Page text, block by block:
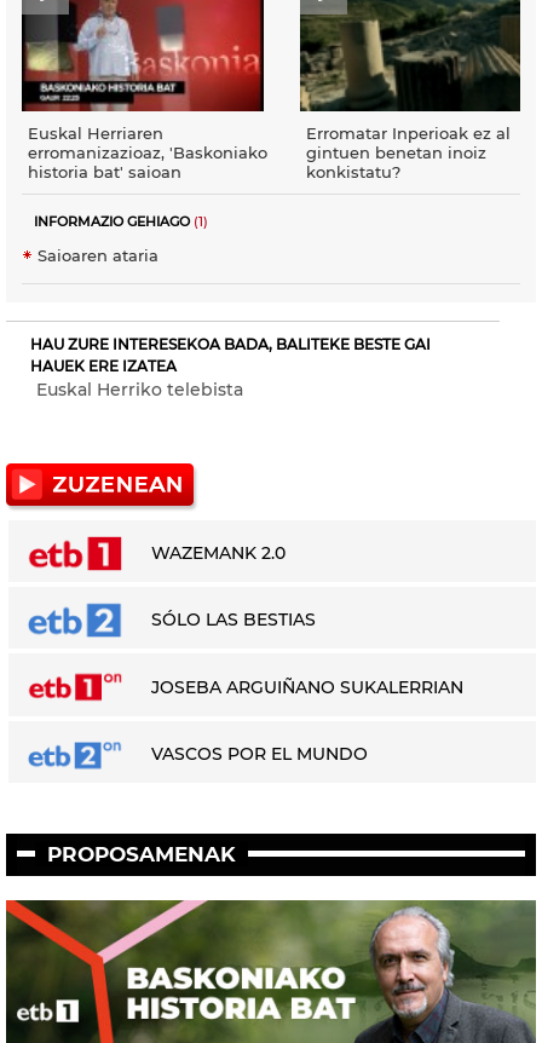
Euskal Herriaren
erromanizazioaz, 'Baskoniako
historia bat' saioan
Erromatar Inperioak ez al
gintuen benetan inoiz
konkistatu?
INFORMAZIO GEHIAGO(1)
Saioaren ataria
HAU ZURE INTERESEKOA BADA, BALITEKE BESTE GAI
HAUEK ERE IZATEA
Euskal Herriko telebista
WAZEMANK 2.0
SÓLO LAS BESTIAS
JOSEBA ARGUIÑANO SUKALERRIAN
VASCOS POR EL MUNDO
PROPOSAMENAK